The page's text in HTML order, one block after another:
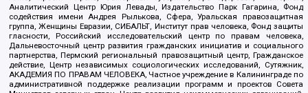
Аналитический Центр Юрия Левады, Издательство Парк Гагарина, Фонд
содействия имени Андрея Рылькова, Сфера, Уральская правозащитная
группа, Женщины Евразии, СИБАЛЬТ, Институт прав человека, Фонд защиты
гласности, Российский исследовательский центр по правам человека,
Дальневосточный центр развития гражданских инициатив и социального
партнерства, Пермский региональный правозащитный центр, Гражданское
действие, Центр независимых социологических исследований, Сутяжник,
АКАДЕМИЯ ПО ПРАВАМ ЧЕЛОВЕКА, Частное учреждение в Калининграде по
административной поддержке реализации программ и проектов Совета